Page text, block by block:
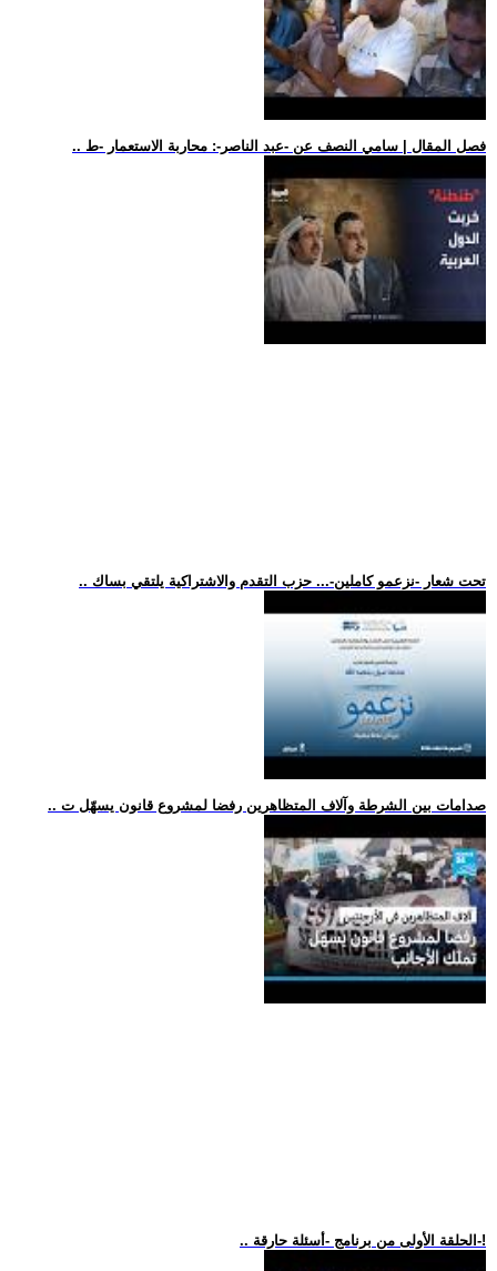
.. فصل المقال | سامي النصف عن -عبد الناصر-: محاربة الاستعمار -ط
.. تحت شعار -نزعمو كاملين-... حزب التقدم والاشتراكية يلتقي بساك
.. صدامات بين الشرطة وآلاف المتظاهرين رفضا لمشروع قانون يسهّل ت
.. الحلقة الأولى من برنامج -أسئلة حارقة-!